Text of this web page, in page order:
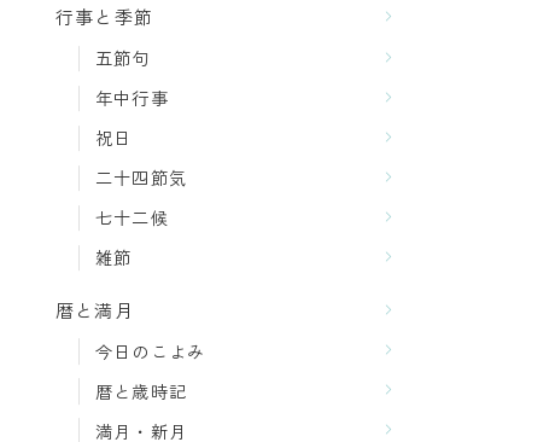
行事と季節
五節句
年中行事
祝日
二十四節気
七十二候
雑節
暦と満月
今日のこよみ
暦と歳時記
満月・新月